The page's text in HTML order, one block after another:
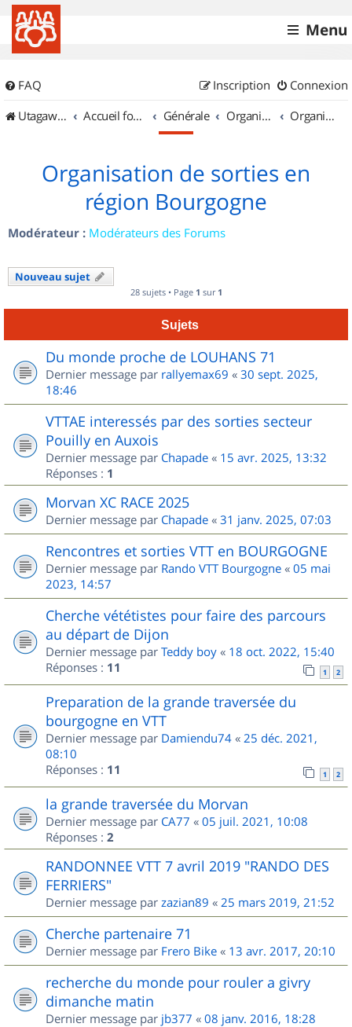
Menu
FAQ Connexion
Inscription
UtagawaVTT (Randos VTT et VTTAE avec traces GPS)
Accueil forum Générale Organisation de sorties & Recherche de partenaires Organisation de sorties en région Bourgogne
Organisation de sorties en
région Bourgogne
Modérateur : Modérateurs des Forums
Nouveau sujet
28 sujets • Page 1 sur 1
Sujets
Du monde proche de LOUHANS 71
Dernier message par rallyemax69 « 30 sept. 2025,
18:46
VTTAE interessés par des sorties secteur
Pouilly en Auxois
Dernier message par Chapade « 15 avr. 2025, 13:32
Réponses : 1
Morvan XC RACE 2025
Dernier message par Chapade « 31 janv. 2025, 07:03
Rencontres et sorties VTT en BOURGOGNE
Dernier message par Rando VTT Bourgogne « 05 mai
2023, 14:57
Cherche vététistes pour faire des parcours
au départ de Dijon
Dernier message par Teddy boy « 18 oct. 2022, 15:40
Réponses : 11 1 2
Preparation de la grande traversée du
bourgogne en VTT
Dernier message par Damiendu74 « 25 déc. 2021,
08:10
Réponses : 11 1 2
la grande traversée du Morvan
Dernier message par CA77 « 05 juil. 2021, 10:08
Réponses : 2
RANDONNEE VTT 7 avril 2019 "RANDO DES
FERRIERS"
Dernier message par zazian89 « 25 mars 2019, 21:52
Cherche partenaire 71
Dernier message par Frero Bike « 13 avr. 2017, 20:10
recherche du monde pour rouler a givry
dimanche matin
Dernier message par jb377 « 08 janv. 2016, 18:28